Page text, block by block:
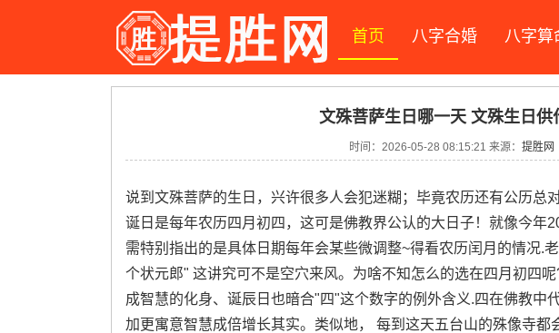
首页 八字合婚 八字算
文殊菩萨生日哪一天 文殊生日供
时间：2026-05-28 08:15:21 来源： 提胜网
说到文殊菩萨的生日，兴许很多人会犯迷糊；毕竟农历还有公历总
诞日是每年农历四月初四，这可是佛教界公认的大日子！就像今年
需特别指出的是具体日期每年会某些微调整~得看农历闰月的情况.
个状元郎" 这讲究可不是空穴来风。为啥不知怎么的选在四月初四
成智慧的化身、诞辰日也暗合"四"这个数字的例外含义.四在佛教中
加更寓意智慧成倍增长其实。类似地， 每到这天五台山的殊像寺都